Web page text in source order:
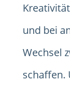
und bei
Wechsel
schaffen.